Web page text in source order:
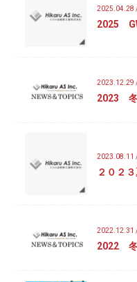
2025.04.28
2025
2023.12.29
2023 冬
2023.08.11
２０２
2022.12.31
2022 冬